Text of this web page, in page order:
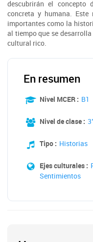
descubrirán el concepto
concreta y humana.
importantes como la
al tiempo que se
cultural rico.
En resumen
Nivel MCER : B1
Nivel de clase :
Tipo : Historias
Ejes culturales :
Sentimientos